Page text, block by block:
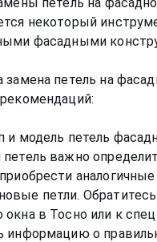
некоторый
фасадными
замена петель на
и модель петель
важно
аналогичные
петли.
окна в Тосно или к
информацию о